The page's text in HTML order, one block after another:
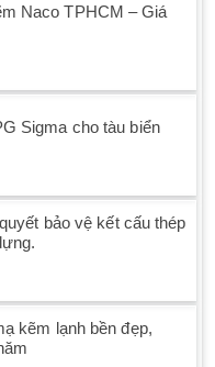
Naco TPHCM – Giá
Sigma cho tàu biển
bảo vệ kết cấu thép
kẽm lạnh bền đẹp,